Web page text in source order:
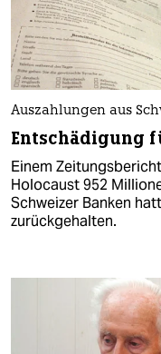
Auszahlungen aus
Entschädigung
Einem
Holocaust 952
Schweizer Banken
zurückgehalten.